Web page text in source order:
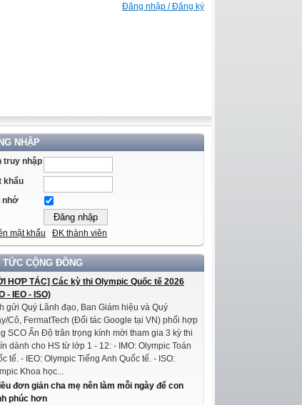
Đăng nhập / Đăng ký
NHẬP
truy nhập
khẩu
nhớ
mật khẩu ĐK thành viên
TỨC CỘNG ĐỒNG
HỢP TÁC] Các kỳ thi Olympic Quốc tế 2026
- IEO - ISO)
gửi Quý Lãnh đạo, Ban Giám hiệu và Quý
Cô, FermatTech (Đối tác Google tại VN) phối hợp
SCO Ấn Độ trân trọng kính mời tham gia 3 kỳ thi
dành cho HS từ lớp 1 - 12: - IMO: Olympic Toán
tế. - IEO: Olympic Tiếng Anh Quốc tế. - ISO:
Khoa học...
đơn giản cha mẹ nên làm mỗi ngày để con
phúc hơn